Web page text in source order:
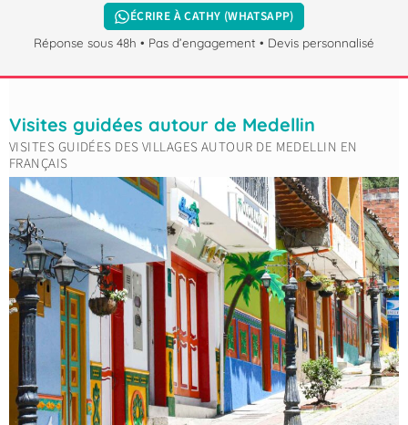
ÉCRIRE À CATHY (WHATSAPP)
Réponse sous 48h • Pas d’engagement • Devis personnalisé
Visites guidées autour de Medellin
VISITES GUIDÉES DES VILLAGES AUTOUR DE MEDELLIN EN
FRANÇAIS